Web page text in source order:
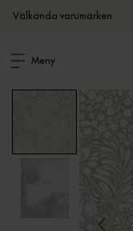
Välkända varumärken
Meny